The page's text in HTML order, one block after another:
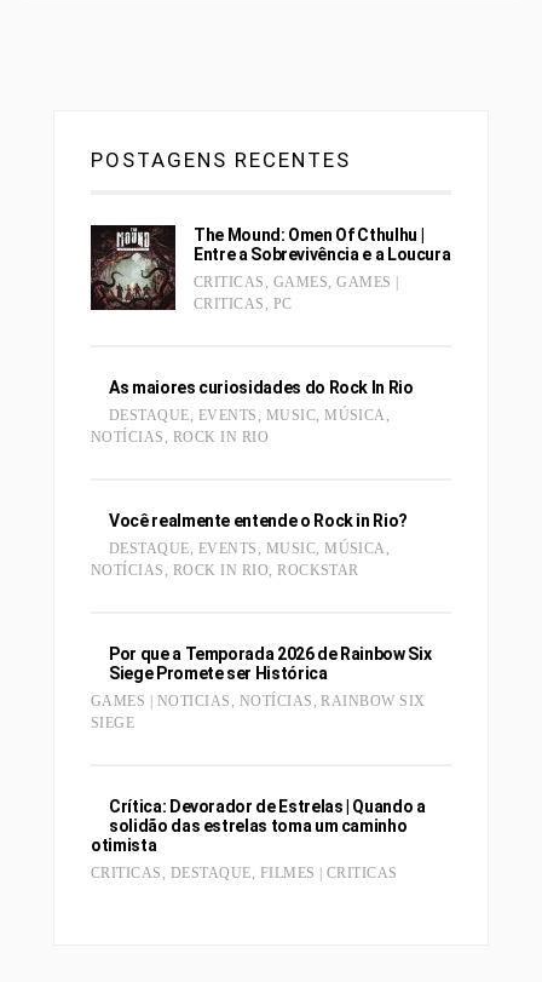
POSTAGENS RECENTES
The Mound: Omen Of Cthulhu |
Entre a Sobrevivência e a Loucura
CRITICAS GAMES ,GAMES |
CRITICAS
PC
As maiores curiosidades do Rock In Rio
DESTAQUE EVENTS MUSIC ,MÚSICA
NOTÍCIAS
ROCK IN RIO
Você realmente entende o Rock in Rio?
DESTAQUE EVENTS MUSIC ,MÚSICA
NOTÍCIAS
ROCK IN RIO ,ROCKSTAR
Por que a Temporada 2026 de Rainbow Six
Siege Promete ser Histórica
GAMES | NOTICIAS NOTÍCIAS ,RAINBOW SIX
SIEGE
Crítica: Devorador de Estrelas | Quando a
solidão das estrelas toma um caminho
otimista
CRITICAS DESTAQUE FILMES | CRITICAS